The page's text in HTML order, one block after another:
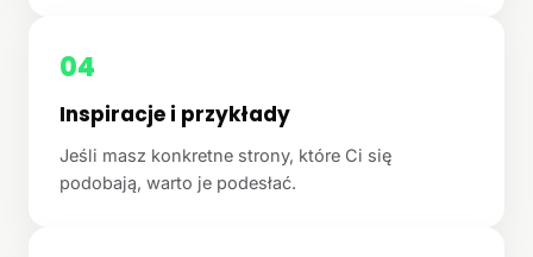
04
Inspiracje i przykłady
Jeśli masz konkretne strony, które Ci się
podobają, warto je podesłać.